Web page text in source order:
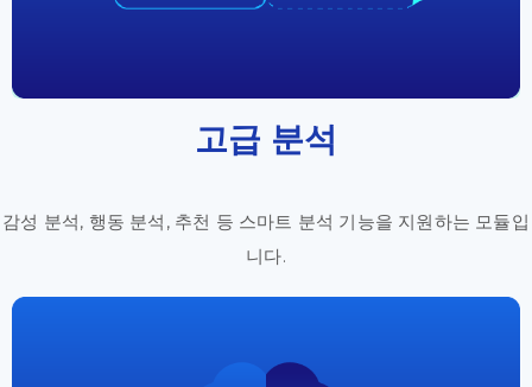
고급 분석
감성 분석, 행동 분석, 추천 등 스마트 분석 기능을 지원하는 모듈입
니다.